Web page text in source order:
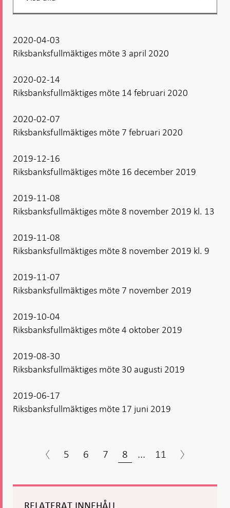
2020-04-03
Riksbanksfullmäktiges möte 3 april 2020
2020-02-14
Riksbanksfullmäktiges möte 14 februari 2020
2020-02-07
Riksbanksfullmäktiges möte 7 februari 2020
2019-12-16
Riksbanksfullmäktiges möte 16 december 2019
2019-11-08
Riksbanksfullmäktiges möte 8 november 2019 kl. 13
2019-11-08
Riksbanksfullmäktiges möte 8 november 2019 kl. 9
2019-11-07
Riksbanksfullmäktiges möte 7 november 2019
2019-10-04
Riksbanksfullmäktiges möte 4 oktober 2019
2019-08-30
Riksbanksfullmäktiges möte 30 augusti 2019
2019-06-17
Riksbanksfullmäktiges möte 17 juni 2019
5 6 7 8 ... 11
RELATERAT INNEHÅLL